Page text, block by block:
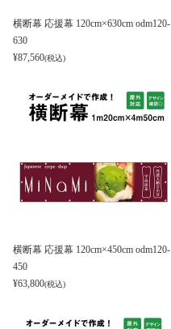
横断幕 応援幕 120cm×630cm odm120-
630
¥87,560(税込)
横断幕 応援幕 120cm×450cm odm120-
450
¥63,800(税込)